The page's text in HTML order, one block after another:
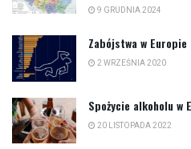
9 GRUDNIA 2024
Zabójstwa w Europie
2 WRZEŚNIA 2020
Spożycie alkoholu w
20 LISTOPADA 2022